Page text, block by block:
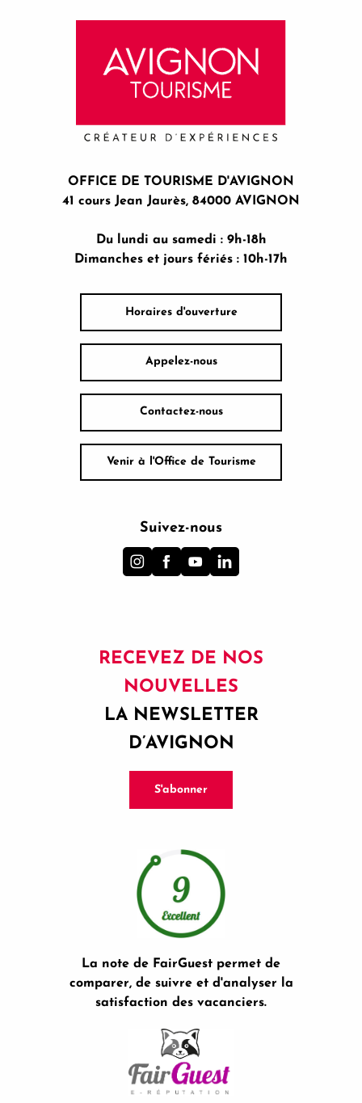
OFFICE DE TOURISME D'AVIGNON
41 cours Jean Jaurès, 84000 AVIGNON
Du lundi au samedi : 9h-18h
Dimanches et jours fériés : 10h-17h
Horaires d'ouverture
Appelez-nous
Contactez-nous
Venir à l'Office de Tourisme
Suivez-nous
RECEVEZ DE NOS
NOUVELLES
LA NEWSLETTER
D’AVIGNON
S'abonner
La note de FairGuest permet de
comparer, de suivre et d'analyser la
satisfaction des vacanciers.